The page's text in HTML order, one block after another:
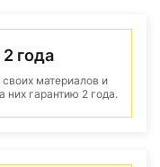
2 года
материалов и
них гарантию 2 года.